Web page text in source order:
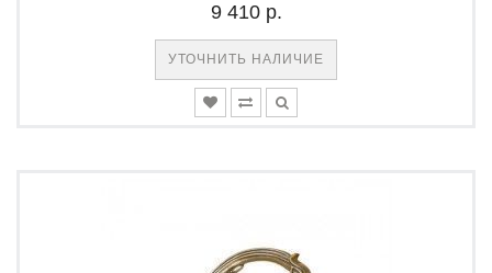
9 410 р.
УТОЧНИТЬ НАЛИЧИЕ